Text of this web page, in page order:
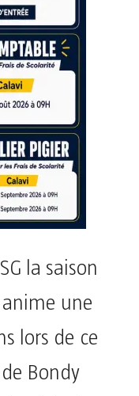
la saison
une
lors de ce
Bondy